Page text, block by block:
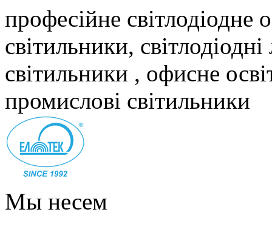
професійне світлодіодне
світильники,
світильники , офисне
промислові світильники
Мы несем